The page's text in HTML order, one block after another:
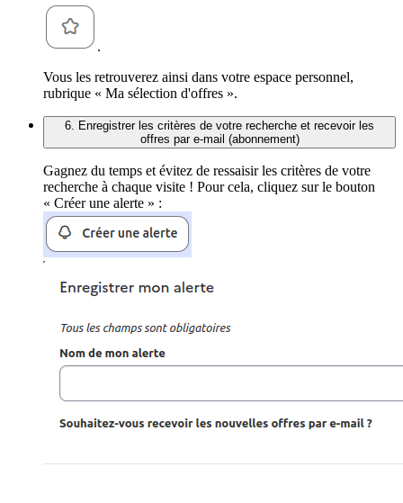
.
Vous les retrouverez ainsi dans votre espace personnel,
rubrique « Ma sélection d'offres ».
6. Enregistrer les critères de votre recherche et recevoir les
offres par e-mail (abonnement)
Gagnez du temps et évitez de ressaisir les critères de votre
recherche à chaque visite ! Pour cela, cliquez sur le bouton
« Créer une alerte » :